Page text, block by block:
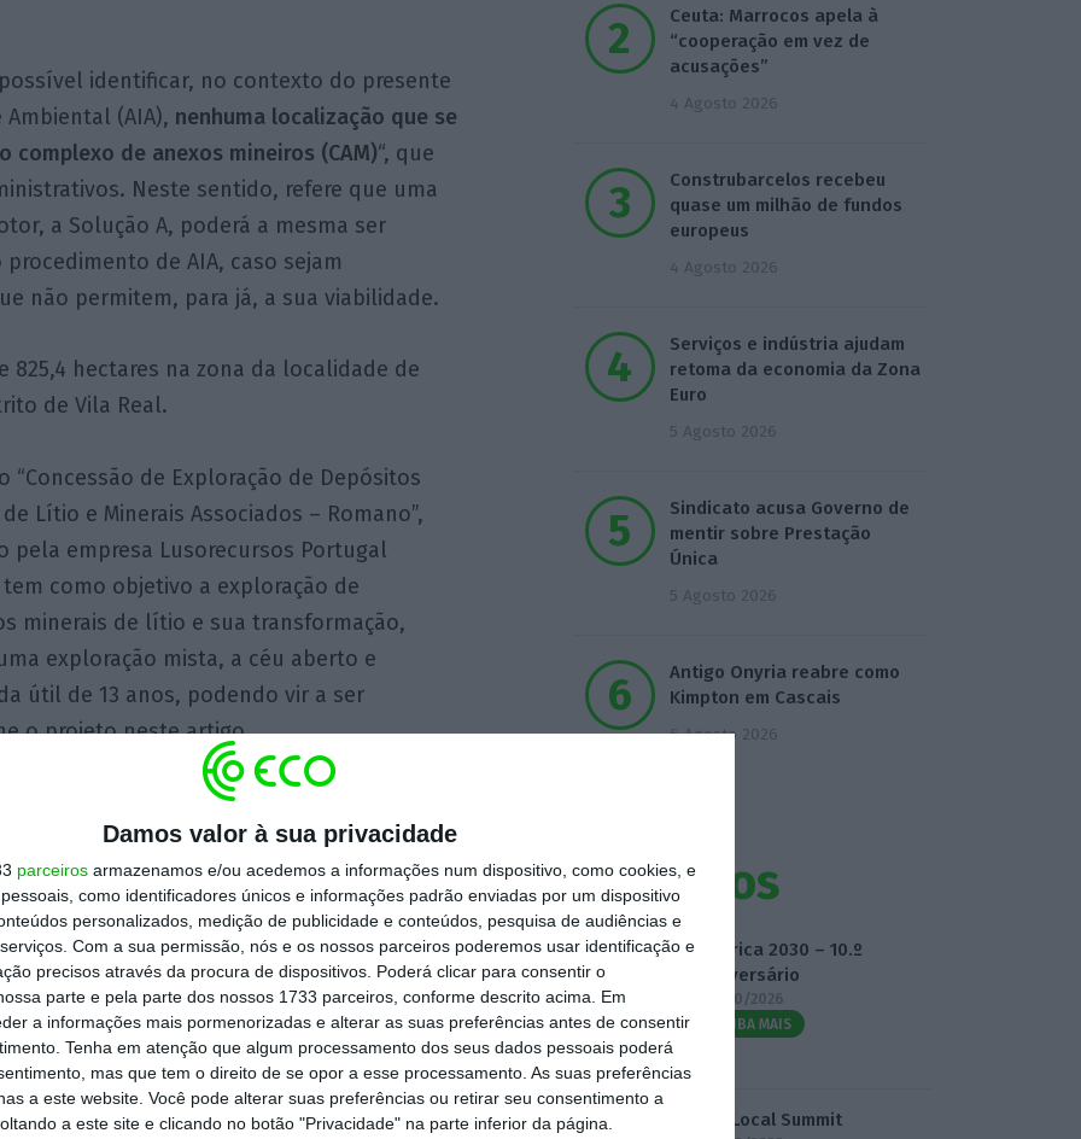
Damos valor à sua privacidade
parceiros armazenamos e/ou acedemos a informações num dispositivo, como cookies, e
como identificadores únicos e informações padrão enviadas por um dispositivo
personalizados, medição de publicidade e conteúdos, pesquisa de audiências e
Com a sua permissão, nós e os nossos parceiros poderemos usar identificação e
precisos através da procura de dispositivos. Poderá clicar para consentir o
parte e pela parte dos nossos 1733 parceiros, conforme descrito acima. Em
a informações mais pormenorizadas e alterar as suas preferências antes de consentir
Tenha em atenção que algum processamento dos seus dados pessoais poderá
mas que tem o direito de se opor a esse processamento. As suas preferências
a este website. Você pode alterar suas preferências ou retirar seu consentimento a
a este site e clicando no botão "Privacidade" na parte inferior da página.
identificar, no contexto do presente
(AIA), nenhuma localização que se
complexo de anexos mineiros (CAM)“, que
Neste sentido, refere que uma
a Solução A, poderá a mesma ser
de AIA, caso sejam
não permitem, para já, a sua viabilidade.
hectares na zona da localidade de
de Vila Real.
“Concessão de Exploração de Depósitos
Lítio e Minerais Associados – Romano”,
pela empresa Lusorecursos Portugal
como objetivo a exploração de
minerais de lítio e sua transformação,
exploração mista, a céu aberto e
útil de 13 anos, podendo vir a ser
o projetoneste artigo.
e de deposição de resíduos de
o minério bruto será beneficiado.
pública uma modificação ao projeto com o
de anexos mineiros, bem como
ambientais com incidência na
ano, que foi notificada sobre um “parecer
que foi chumbada a localização do
Ceuta: Marrocos apela à
“cooperação em vez de
acusações”
4 Agosto 2026
Construbarcelos recebeu
quase um milhão de fundos
europeus
4 Agosto 2026
Serviços e indústria ajudam
retoma da economia da Zona
Euro
5 Agosto 2026
Sindicato acusa Governo de
mentir sobre Prestação
Única
5 Agosto 2026
Antigo Onyria reabre como
Kimpton em Cascais
6 Agosto 2026
Eventos
Fábrica 2030 – 10.º
Aniversário
14/10/2026
SAIBA MAIS
3.º Local Summit